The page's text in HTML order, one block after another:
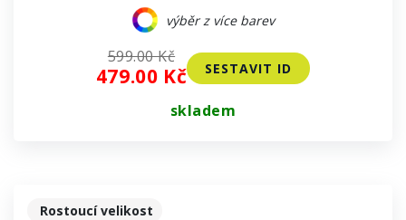
výběr z více barev
479.00 Kč
599.00 Kč
SESTAVIT ID
skladem
Rostoucí velikost